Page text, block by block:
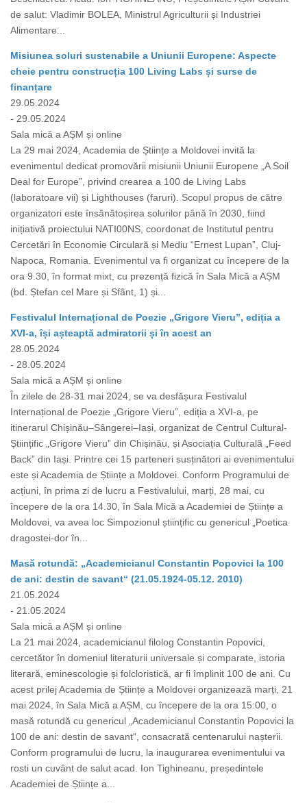
de salut: Vladimir BOLEA, Ministrul Agriculturii și Industriei
Alimentare...
Misiunea soluri sustenabile a Uniunii Europene: Aspecte
cheie pentru construcția 100 Living Labs și surse de
finanțare
29.05.2024
- 29.05.2024
Sala mică a AȘM și online
La 29 mai 2024, Academia de Științe a Moldovei invită la
evenimentul dedicat promovării misiunii Uniunii Europene „A Soil
Deal for Europe”, privind crearea a 100 de Living Labs
(laboratoare vii) și Lighthouses (faruri). Scopul propus de către
organizatori este însănătoșirea solurilor până în 2030, fiind
inițiativă proiectului NATI00NS, coordonat de Institutul pentru
Cercetări în Economie Circulară și Mediu “Ernest Lupan”, Cluj-
Napoca, Romania. Evenimentul va fi organizat cu începere de la
ora 9.30, în format mixt, cu prezență fizică în Sala Mică a AȘM
(bd. Ștefan cel Mare și Sfânt, 1) și...
Festivalul Internațional de Poezie „Grigore Vieru”, ediția a
XVI-a, își așteaptă admiratorii și în acest an
28.05.2024
- 28.05.2024
Sala mică a AȘM și online
În zilele de 28-31 mai 2024, se va desfășura Festivalul
Internațional de Poezie „Grigore Vieru”, ediția a XVI-a, pe
itinerarul Chișinău–Sângerei–Iași, organizat de Centrul Cultural-
Științific „Grigore Vieru” din Chișinău, și Asociația Culturală „Feed
Back” din Iași. Printre cei 15 parteneri susținători ai evenimentului
este și Academia de Științe a Moldovei. Conform Programului de
acțiuni, în prima zi de lucru a Festivalului, marți, 28 mai, cu
începere de la ora 14.30, în Sala Mică a Academiei de Științe a
Moldovei, va avea loc Simpozionul științific cu genericul „Poetica
dragostei-dor în...
Masă rotundă: „Academicianul Constantin Popovici la 100
de ani: destin de savant“ (21.05.1924-05.12. 2010)
21.05.2024
- 21.05.2024
Sala mică a AȘM și online
La 21 mai 2024, academicianul filolog Constantin Popovici,
cercetător în domeniul literaturii universale și comparate, istoria
literară, eminescologie și folcloristică, ar fi împlinit 100 de ani. Cu
acest prilej Academia de Științe a Moldovei organizează marți, 21
mai 2024, în Sala Mică a AȘM, cu începere de la ora 15:00, o
masă rotundă cu genericul „Academicianul Constantin Popovici la
100 de ani: destin de savant“, consacrată centenarului nașterii.
Conform programului de lucru, la inaugurarea evenimentului va
rosti un cuvânt de salut acad. Ion Tighineanu, președintele
Academiei de Științe a...